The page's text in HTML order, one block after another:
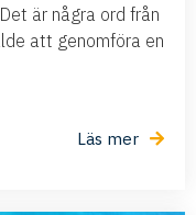
är några ord från
att genomföra en
Läs mer